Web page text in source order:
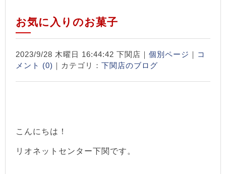
お気に入りのお菓子
2023/9/28 木曜日 16:44:42 下関店｜ 個別ページ ｜ コ
メント (0) ｜カテゴリ： 下関店のブログ
こんにちは！
リオネットセンター下関です。